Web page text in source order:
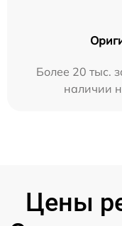
Более 20 тыс.
наличии
Цены